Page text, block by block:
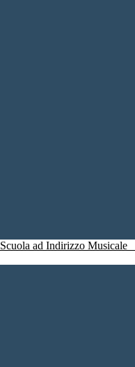
Scuola ad Indirizzo Musicale